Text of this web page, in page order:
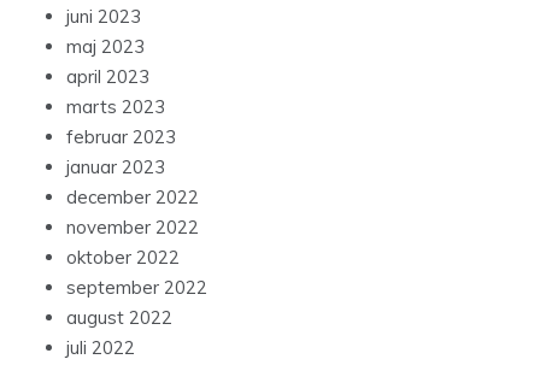
juni 2023
maj 2023
april 2023
marts 2023
februar 2023
januar 2023
december 2022
november 2022
oktober 2022
september 2022
august 2022
juli 2022